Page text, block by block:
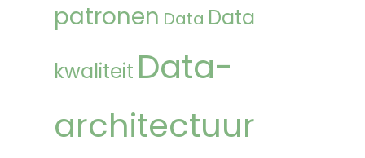
patronen Data Data
kwaliteit Data-
architectuur